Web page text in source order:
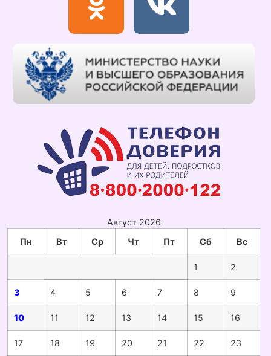
Август 2026
Пн
Вт Ср Чт Пт Сб Вс
1 2
3 4 5 6 7 8 9
10 11 12 13 14 15 16
17 18 19 20 21 22 23